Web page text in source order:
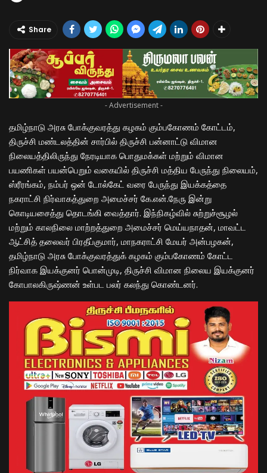
Share
- Advertisement -
தமிழ்நாடு அரசு போக்குவரத்து கழகம் கும்பகோணம் கோட்டம்,
திருச்சி மண்டலத்தின் சார்பில் திருச்சி பன்னாட்டு விமான
நிலையத்திலிருந்து நேரடியாக பொதுமக்கள் மற்றும் விமான
பயணிகள் பயன்பெறும் வகையில் திருச்சி மத்திய பேருந்து நிலையம்,
ஸ்ரீரங்கம், நம்பர் ஒன் டோல்கேட் வரை பேருந்து இயக்கத்தை
நகராட்சி நிர்வாகத்துறை அமைச்சர் கே.என்.நேரு இன்று
கொடியசைத்து தொடங்கி வைத்தார். இந்நிகழ்வில் சுற்றுச்சூழல்
மற்றும் காலநிலை மாற்றத்துறை அமைச்சர் மெய்யநாதன், மாவட்ட
ஆட்சித் தலைவர் பிரதீப்குமார், மாநகராட்சி மேயர் அன்பழகன்,
தமிழ்நாடு அரசு போக்குவரத்துக் கழகம் கும்பகோணம் கோட்ட
நிர்வாக இயக்குனர் பொன்முடி, திருச்சி விமான நிலைய இயக்குனர்
கோபாலகிருஷ்ணன் உள்பட பலர் கலந்து கொண்டனர்.